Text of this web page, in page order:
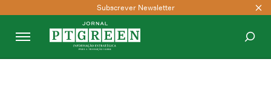
Subscrever Newsletter